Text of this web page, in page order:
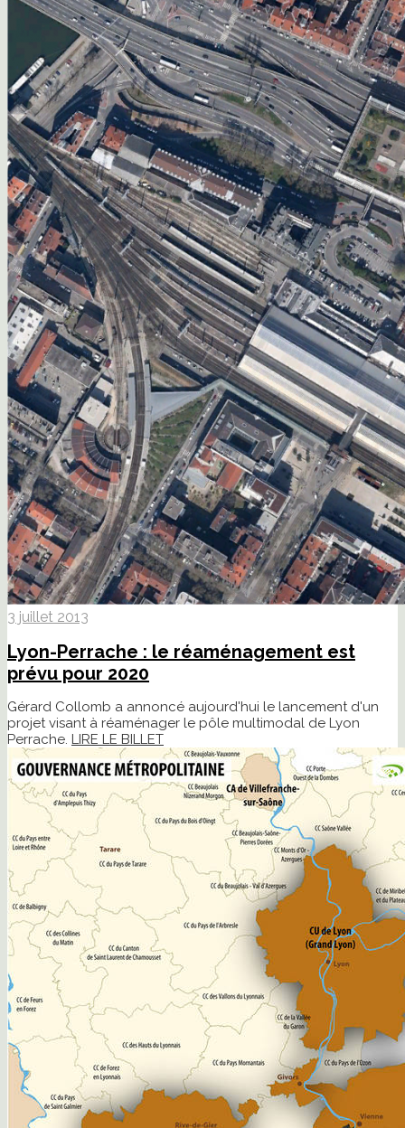
3 juillet 2013
Lyon-Perrache : le réaménagement est
prévu pour 2020
Gérard Collomb a annoncé aujourd'hui le lancement d'un
projet visant à réaménager le pôle multimodal de Lyon
Perrache. LIRE LE BILLET